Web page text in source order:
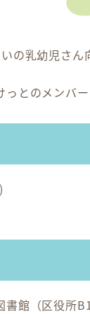
の乳幼児さん
とのメンバ
館（区役所B1